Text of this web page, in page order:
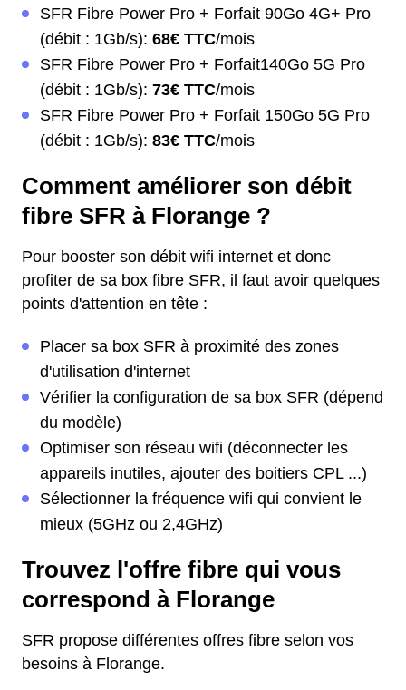
SFR Fibre Power Pro + Forfait 90Go 4G+ Pro
(débit : 1Gb/s): 68€ TTC/mois
SFR Fibre Power Pro + Forfait140Go 5G Pro
(débit : 1Gb/s): 73€ TTC/mois
SFR Fibre Power Pro + Forfait 150Go 5G Pro
(débit : 1Gb/s): 83€ TTC/mois
Comment améliorer son débit
fibre SFR à Florange ?
Pour booster son débit wifi internet et donc
profiter de sa box fibre SFR, il faut avoir quelques
points d'attention en tête :
Placer sa box SFR à proximité des zones
d'utilisation d'internet
Vérifier la configuration de sa box SFR (dépend
du modèle)
Optimiser son réseau wifi (déconnecter les
appareils inutiles, ajouter des boitiers CPL ...)
Sélectionner la fréquence wifi qui convient le
mieux (5GHz ou 2,4GHz)
Trouvez l'offre fibre qui vous
correspond à Florange
SFR propose différentes offres fibre selon vos
besoins à Florange.